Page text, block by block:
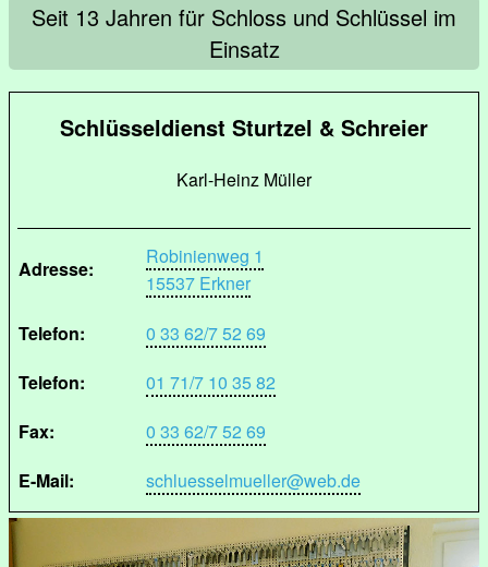
Seit 13 Jahren für Schloss und Schlüssel im
Einsatz
Schlüsseldienst Sturtzel & Schreier
Karl-Heinz Müller
Adresse:
Robinienweg 1
15537 Erkner
Telefon:
0 33 62/7 52 69
Telefon:
01 71/7 10 35 82
Fax:
0 33 62/7 52 69
E-Mail:
schluesselmueller@web.de